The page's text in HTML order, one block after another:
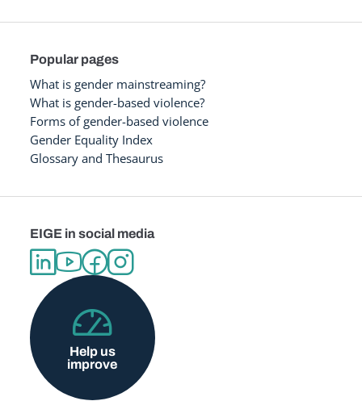
Popular pages
What is gender mainstreaming?
What is gender-based violence?
Forms of gender-based violence
Gender Equality Index
Glossary and Thesaurus
EIGE in social media
Help us
improve